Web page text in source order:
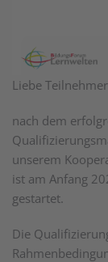
Liebe
nach dem
unserem
ist am Anfang
gestartet.
Die